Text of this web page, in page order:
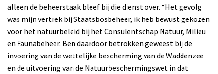
alleen de beheerstaak bleef bij die dienst over. “Het gevolg
was mijn vertrek bij Staatsbosbeheer, ik heb bewust gekozen
voor het natuurbeleid bij het Consulentschap Natuur, Milieu
en Faunabeheer. Ben daardoor betrokken geweest bij de
invoering van de wettelijke bescherming van de Waddenzee
en de uitvoering van de Natuurbeschermingswet in dat